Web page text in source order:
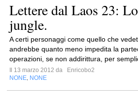
Lettere dal Laos 23:
jungle.
A certi personaggi come quello che
andrebbe quanto meno impedita la
operazioni, se non addirittura, per
Il 13 marzo 2012 da
Enricobo2
NONE NONE